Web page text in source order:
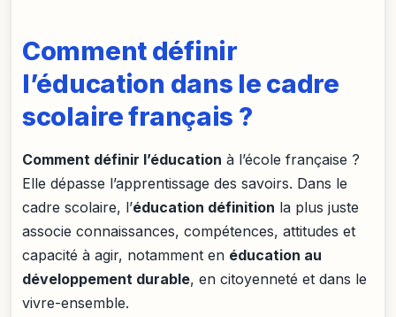
Comment définir
l’éducation dans le cadre
scolaire français ?
Comment définir l’éducation à l’école française ?
Elle dépasse l’apprentissage des savoirs. Dans le
cadre scolaire, l’éducation définition la plus juste
associe connaissances, compétences, attitudes et
capacité à agir, notamment en éducation au
développement durable, en citoyenneté et dans le
vivre-ensemble.